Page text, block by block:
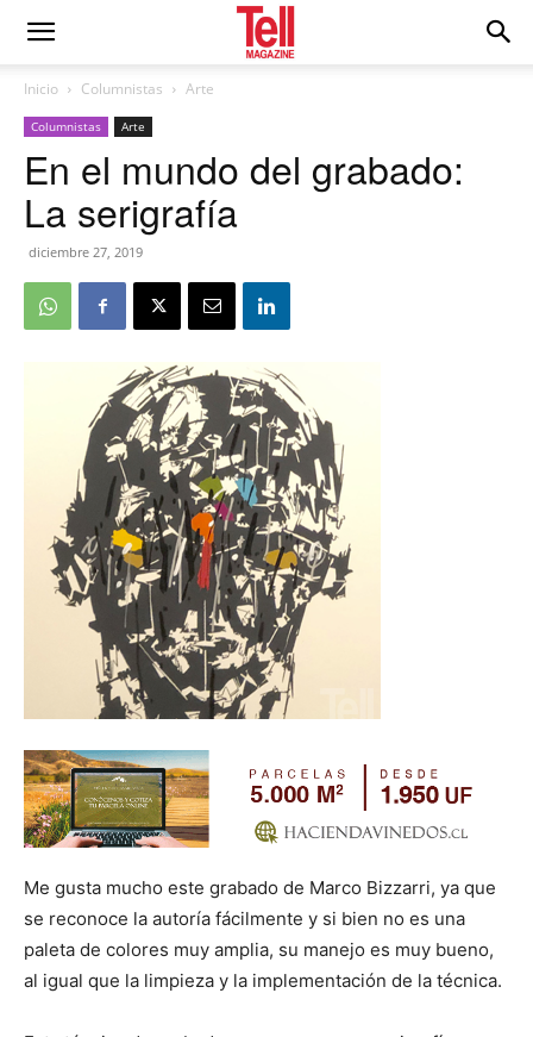
Inicio Columnistas Arte
Columnistas Arte
En el mundo del grabado:
La serigrafía
diciembre 27, 2019
Me gusta mucho este grabado de Marco Bizzarri, ya que
se reconoce la autoría fácilmente y si bien no es una
paleta de colores muy amplia, su manejo es muy bueno,
al igual que la limpieza y la implementación de la técnica.